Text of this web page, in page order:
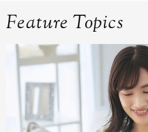
Feature Topics